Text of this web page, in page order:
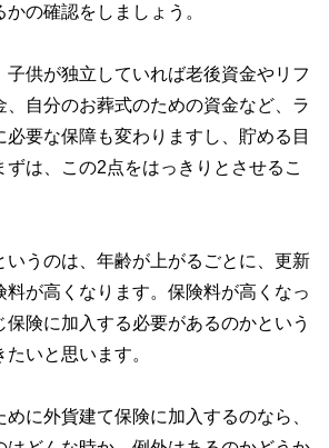
の確認をしましょう。
子供が独立していれば老後資金やリフ
、自分のお葬式のための資金など、ラ
必要な保障も変わりますし、貯める目
ずは、この2点をはっきりとさせるこ
いうのは、年齢が上がるごとに、更新
料が高くなります。保険料が高くなっ
保険に加入する必要があるのかという
いと思います。
めに外貨建て保険に加入するのなら、